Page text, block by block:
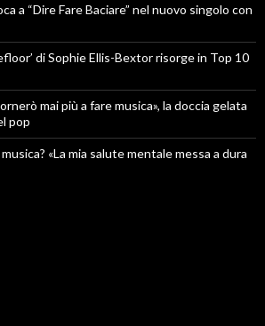
a “Dire Fare Baciare” nel nuovo singolo con
di Sophie Ellis-Bextor risorge in Top 10
mai più a fare musica», la doccia gelata
pop
«La mia salute mentale messa a dura